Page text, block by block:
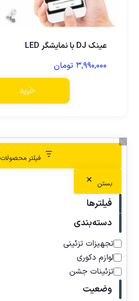
عینک DJ با نمایشگر LED
۳,۹۹۰,۰۰۰ تومان
خرید
فیلتر محصولات
بستن
فیلترها
دسته‌بندی
تجهیزات تزئینی
لوازم دکوری
تزئینات جشن
وضعیت